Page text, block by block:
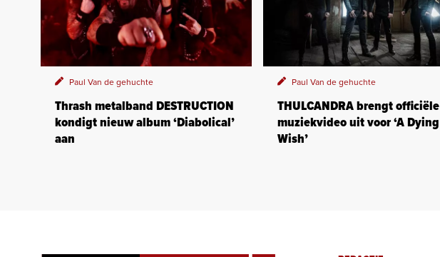
Paul Van de gehuchte
Thrash metalband DESTRUCTION
kondigt nieuw album ‘Diabolical’
aan
Paul Van de gehuchte
THULCANDRA brengt officiële
muziekvideo uit voor ‘A Dying
Wish’